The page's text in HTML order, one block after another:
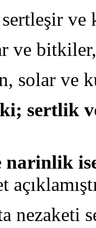
ve
ve
solar ve
sertlik
narinlik
nezaketi